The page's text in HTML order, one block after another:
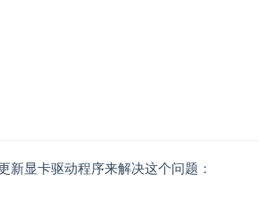
显卡驱动程序来解决这个问题：